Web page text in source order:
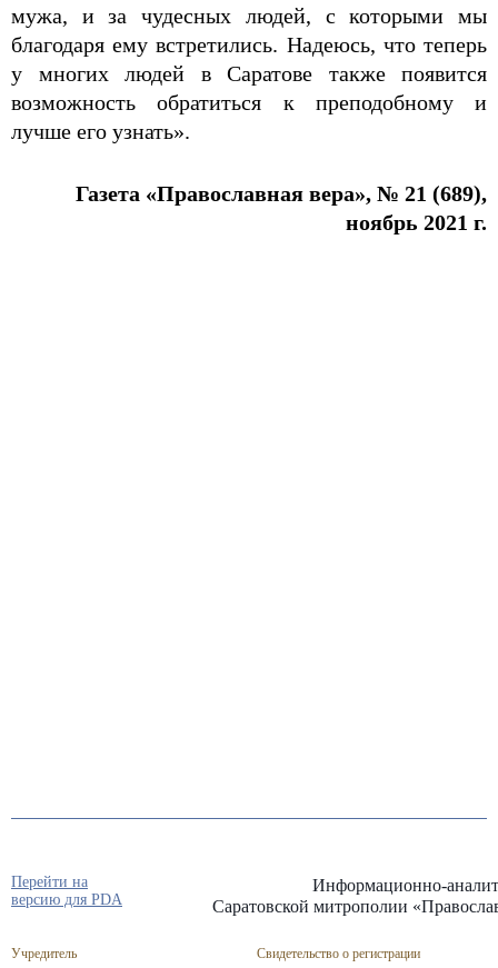
мужа, и за чудесных людей, с которыми мы
благодаря ему встретились. Надеюсь, что теперь
у многих людей в Саратове также появится
возможность обратиться к преподобному и
лучше его узнать».
Газета «Православная вера», № 21 (689),
ноябрь 2021 г.
Информационно-
Саратовской митрополии
Учредитель Свидетельство о регистрации
Перейти на
версию для PDA